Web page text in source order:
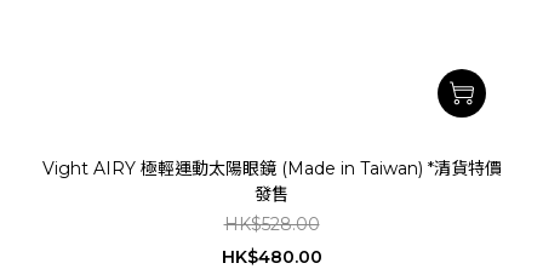
Vight AIRY 極輕運動太陽眼鏡 (Made in Taiwan) *清貨特價
發售
HK$528.00
HK$480.00